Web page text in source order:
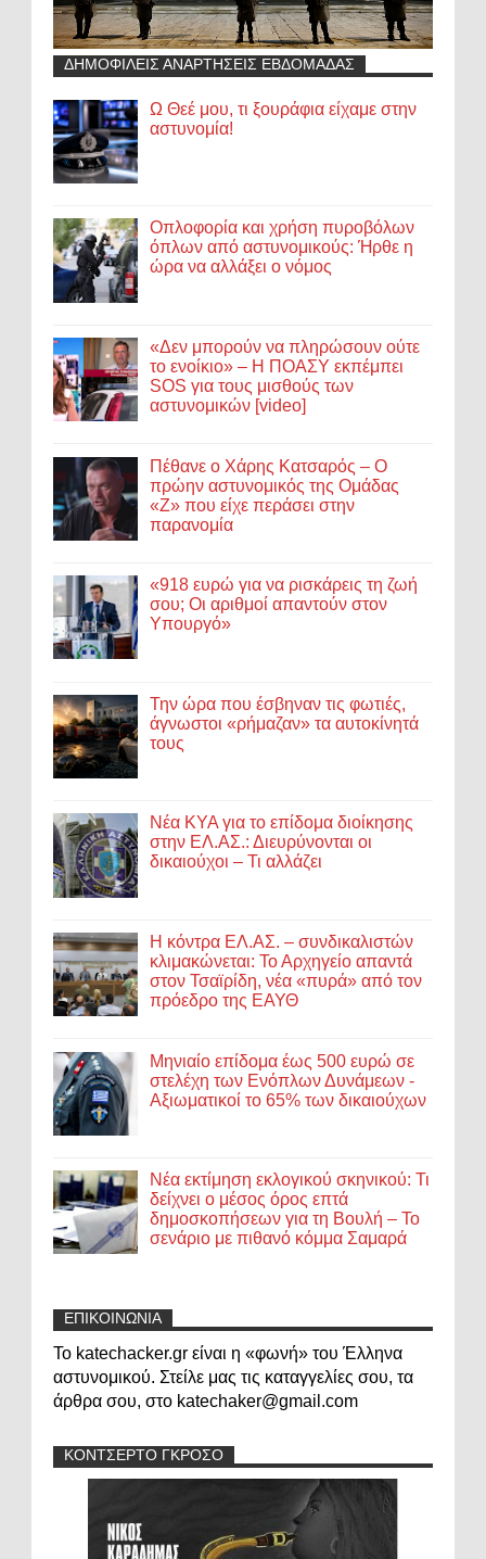
ΔΗΜΟΦΙΛΕΙΣ ΑΝΑΡΤΗΣΕΙΣ ΕΒΔΟΜΑΔΑΣ
Ω Θεέ μου, τι ξουράφια είχαμε στην
αστυνομία!
Οπλοφορία και χρήση πυροβόλων
όπλων από αστυνομικούς: Ήρθε η
ώρα να αλλάξει ο νόμος
«Δεν μπορούν να πληρώσουν ούτε
το ενοίκιο» – Η ΠΟΑΣΥ εκπέμπει
SOS για τους μισθούς των
αστυνομικών [video]
Πέθανε ο Χάρης Κατσαρός – Ο
πρώην αστυνομικός της Ομάδας
«Ζ» που είχε περάσει στην
παρανομία
«918 ευρώ για να ρισκάρεις τη ζωή
σου; Οι αριθμοί απαντούν στον
Υπουργό»
Την ώρα που έσβηναν τις φωτιές,
άγνωστοι «ρήμαζαν» τα αυτοκίνητά
τους
Νέα ΚΥΑ για το επίδομα διοίκησης
στην ΕΛ.ΑΣ.: Διευρύνονται οι
δικαιούχοι – Τι αλλάζει
Η κόντρα ΕΛ.ΑΣ. – συνδικαλιστών
κλιμακώνεται: Το Αρχηγείο απαντά
στον Τσαϊρίδη, νέα «πυρά» από τον
πρόεδρο της ΕΑΥΘ
Μηνιαίο επίδομα έως 500 ευρώ σε
στελέχη των Ενόπλων Δυνάμεων -
Αξιωματικοί το 65% των δικαιούχων
Νέα εκτίμηση εκλογικού σκηνικού: Τι
δείχνει ο μέσος όρος επτά
δημοσκοπήσεων για τη Βουλή – Το
σενάριο με πιθανό κόμμα Σαμαρά
ΕΠΙΚΟΙΝΩΝΙΑ
Το katechacker.gr είναι η «φωνή» του Έλληνα
αστυνομικού. Στείλε μας τις καταγγελίες σου, τα
άρθρα σου, στο katechaker@gmail.com
ΚΟΝΤΣΕΡΤΟ ΓΚΡΟΣΟ